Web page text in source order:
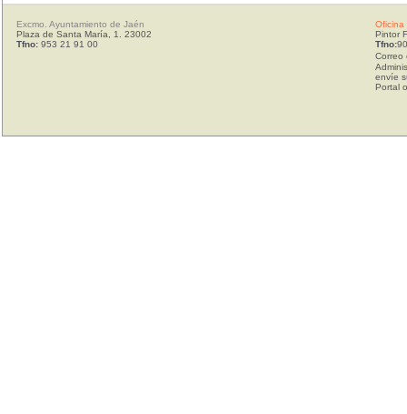
Excmo. Ayuntamiento de Jaén
Plaza de Santa María, 1. 23002
Tfno: 953 21 91 00
Oficina
Pintor
Tfno:
Correo
envíe
Portal